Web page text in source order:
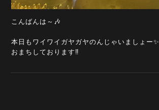
こんばんは～🎶
本日もワイワイガヤガヤのんじゃいましょー✨
おまちしております‼️